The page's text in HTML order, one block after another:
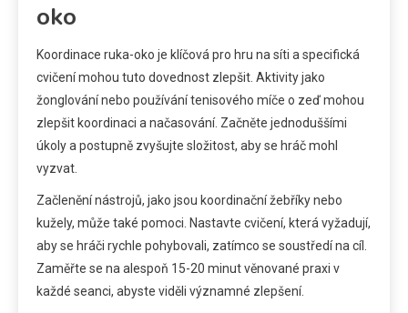
oko
Koordinace ruka-oko je klíčová pro hru na síti a specifická
cvičení mohou tuto dovednost zlepšit. Aktivity jako
žonglování nebo používání tenisového míče o zeď mohou
zlepšit koordinaci a načasování. Začněte jednoduššími
úkoly a postupně zvyšujte složitost, aby se hráč mohl
vyzvat.
Začlenění nástrojů, jako jsou koordinační žebříky nebo
kužely, může také pomoci. Nastavte cvičení, která vyžadují,
aby se hráči rychle pohybovali, zatímco se soustředí na cíl.
Zaměřte se na alespoň 15-20 minut věnované praxi v
každé seanci, abyste viděli významné zlepšení.